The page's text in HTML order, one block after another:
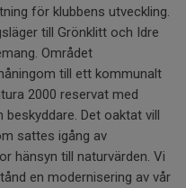
för klubbens utveckling.
till Grönklitt och Idre
Området
till ett kommunalt
2000 reservat med
Det oaktat vill
sattes igång av
hänsyn till naturvärden. Vi
en modernisering av vår